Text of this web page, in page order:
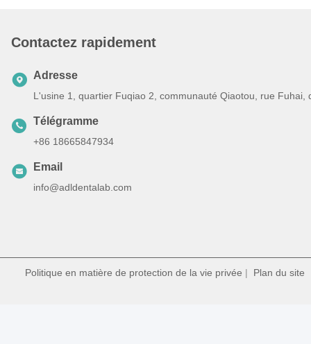
Contactez rapidement
Adresse
L'usine 1, quartier Fuqiao 2, communauté Qiaotou, rue
Télégramme
+86 18665847934
Email
info@adldentalab.com
Politique en matière de protection de la vie privée | Plan du site